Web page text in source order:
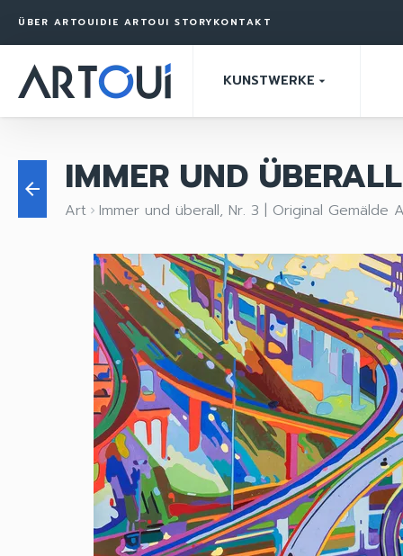
ÜBER ARTOUI DIE ARTOUI STORY KONTAKT
KUNSTWERKE arrow_drop_down
arrow_back IMMER UND
Art keyboard_arrow_right Immer und überall, Nr. 3 | Original Gemälde